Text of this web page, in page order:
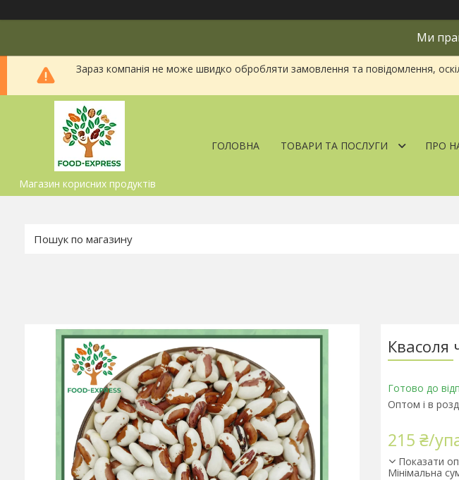
Ми
Зараз компанія не може швидко обробляти замовлення та повідомлення,
Магазин корисних продуктів
ГОЛОВНА ТОВАРИ ТА ПОСЛУГИ ПРО
Квасоля
Готово до
Оптом і в
215 ₴/
Показати
Мінімальна